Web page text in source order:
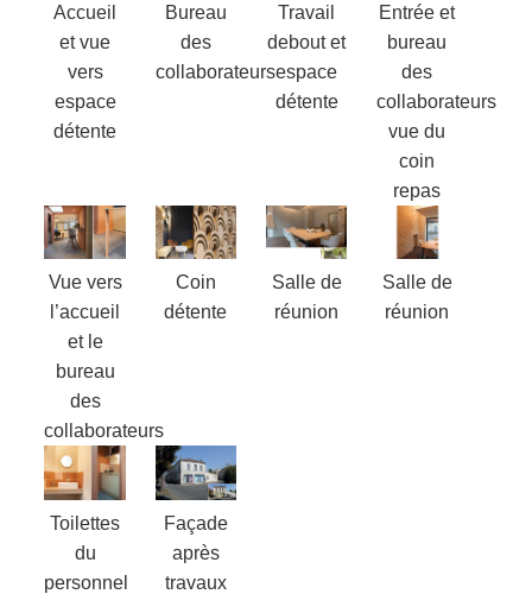
Accueil
et vue
vers
espace
détente
Bureau
des
collaborateurs
Travail
debout et
espace
détente
Entrée et
bureau
des
collaborateurs
vue du
coin
repas
Vue vers
l’accueil
et le
bureau
des
collaborateurs
Coin
détente
Salle de
réunion
Salle de
réunion
Toilettes
du
personnel
Façade
après
travaux